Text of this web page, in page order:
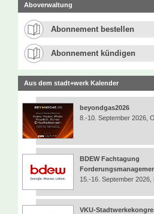
Aboverwaltung
Abonnement bestellen
Abonnement kündigen
Aus dem stadt+werk Kalender
beyondgas2026
8.-10. September 2026,
BDEW Fachtagung
15.-16. September 2026,
VKU-